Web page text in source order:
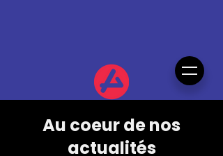
Au coeur de nos
actualités